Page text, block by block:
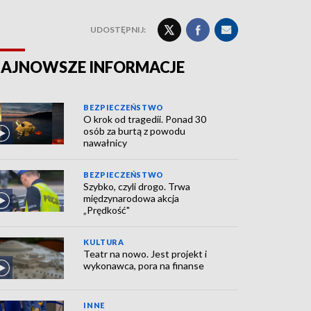
UDOSTĘPNIJ:
INFORMACJE
BEZPIECZEŃSTWO
O krok od tragedii. Ponad 30
osób za burtą z powodu
nawałnicy
BEZPIECZEŃSTWO
Szybko, czyli drogo. Trwa
międzynarodowa akcja
„Prędkość"
KULTURA
Teatr na nowo. Jest projekt i
wykonawca, pora na finanse
INNE